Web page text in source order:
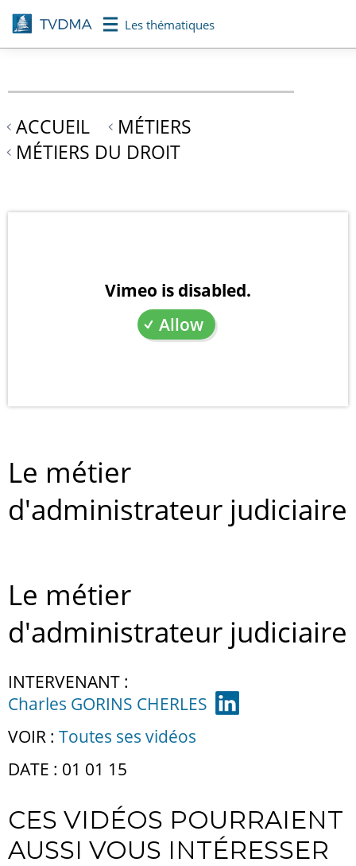
Aller
au
contenu
Les thématiques
ACCUEIL
MÉTIERS
MÉTIERS DU DROIT
Vimeo is disabled.
Allow
Le métier
d'administrateur judiciaire
Le métier
d'administrateur judiciaire
INTERVENANT :
Charles GORINS CHERLES
VOIR : Toutes ses vidéos
DATE : 01 01 15
CES VIDÉOS POURRAIENT
AUSSI VOUS INTÉRESSER